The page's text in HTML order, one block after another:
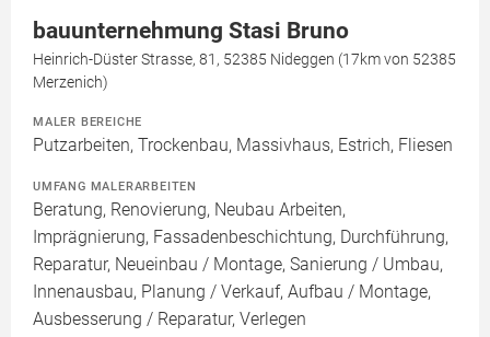
bauunternehmung Stasi Bruno
Heinrich-Düster Strasse, 81, 52385 Nideggen (17km von 52385
Merzenich)
MALER BEREICHE
Putzarbeiten, Trockenbau, Massivhaus, Estrich, Fliesen
UMFANG MALERARBEITEN
Beratung, Renovierung, Neubau Arbeiten,
Imprägnierung, Fassadenbeschichtung, Durchführung,
Reparatur, Neueinbau / Montage, Sanierung / Umbau,
Innenausbau, Planung / Verkauf, Aufbau / Montage,
Ausbesserung / Reparatur, Verlegen